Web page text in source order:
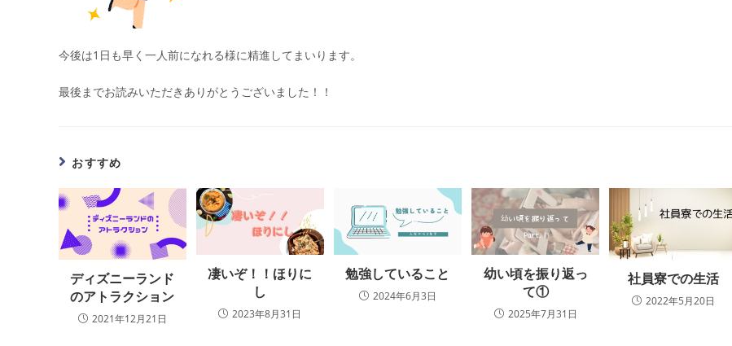
今後は1日も早く一人前になれる様に精進してまいります。
最後までお読みいただきありがとうございました！！
おすすめ
ディズニーランド
のアトラクション
2021年12月21日
凄いぞ！！ほりに
し
2023年8月31日
勉強していること
2024年6月3日
幼い頃を振り返っ
て①
2025年7月31日
社員寮での生活
2022年5月20日